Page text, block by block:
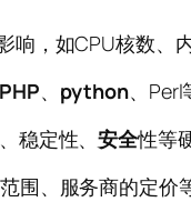
，如CPU核数、
PHP、 python、Perl
稳定性、安全性等
围、服务商的定价